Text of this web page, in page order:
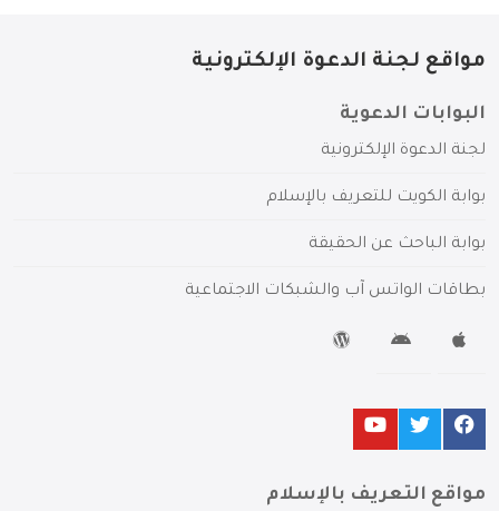
مواقع لجنة الدعوة الإلكترونية
البوابات الدعوية
لجنة الدعوة الإلكترونية
بوابة الكويت للتعريف بالإسلام
بوابة الباحث عن الحقيقة
بطاقات الواتس آب والشبكات الاجتماعية
مواقع التعريف بالإسلام